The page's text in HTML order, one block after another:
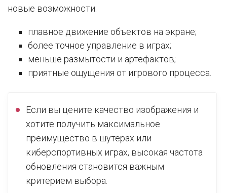
новые возможности:
плавное движение объектов на экране;
более точное управление в играх;
меньше размытости и артефактов;
приятные ощущения от игрового процесса.
Если вы цените качество изображения и
хотите получить максимальное
преимущество в шутерах или
киберспортивных играх, высокая частота
обновления становится важным
критерием выбора.